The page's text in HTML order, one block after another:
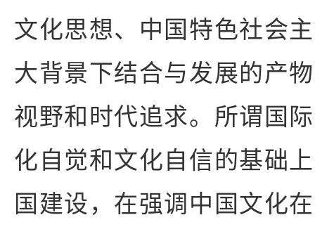
文化思想、中国特色社会
大背景下结合与发展的产
视野和时代追求。所谓国
化自觉和文化自信的基础
国建设，在强调中国文化